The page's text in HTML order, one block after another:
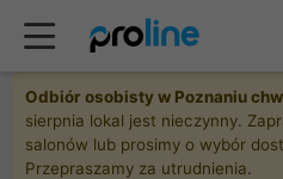
Odbiór osobisty w Poznaniu
sierpnia lokal jest nieczynny.
salonów lub prosimy o wybór
Przepraszamy za utrudnienia.